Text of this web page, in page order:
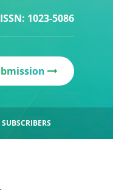
ISSN: 1023-5086